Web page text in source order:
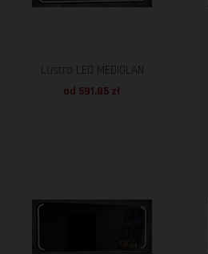
Lustro LED MEDIOLAN
od 591.85 zł